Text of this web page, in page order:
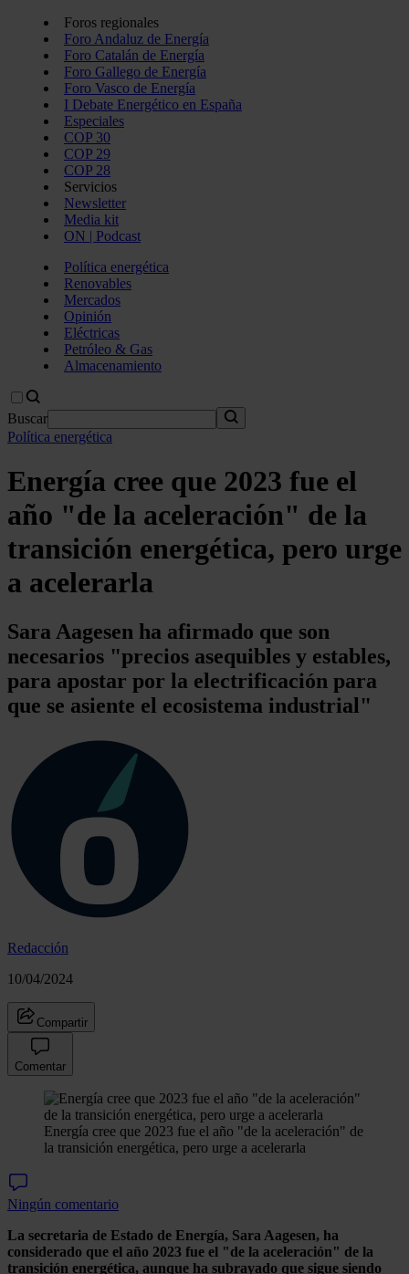
Foros regionales
Foro Andaluz de Energía
Foro Catalán de Energía
Foro Gallego de Energía
Foro Vasco de Energía
I Debate Energético en España
Especiales
COP 30
COP 29
COP 28
Servicios
Newsletter
Media kit
ON | Podcast
Política energética
Renovables
Mercados
Opinión
Eléctricas
Petróleo & Gas
Almacenamiento
Buscar
Política energética
Energía cree que 2023 fue el
año "de la aceleración" de la
transición energética, pero urge
a acelerarla
Sara Aagesen ha afirmado que son
necesarios "precios asequibles y estables,
para apostar por la electrificación para
que se asiente el ecosistema industrial"
Redacción
10/04/2024
Compartir
Comentar
Energía cree que 2023 fue el año "de la aceleración" de
la transición energética, pero urge a acelerarla
Ningún comentario
La secretaria de Estado de Energía, Sara Aagesen, ha
considerado que el año 2023 fue el "de la aceleración" de la
transición energética, aunque ha subrayado que sigue siendo